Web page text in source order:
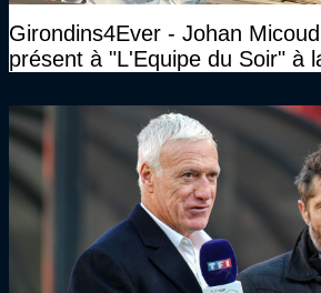
Girondins4Ever - Johan
présent à "L'Equipe du Soir" à